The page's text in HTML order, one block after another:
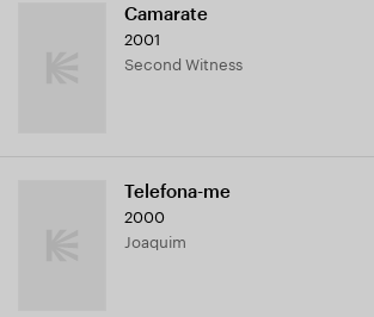
Camarate
2001
Second Witness
Telefona-me
2000
Joaquim